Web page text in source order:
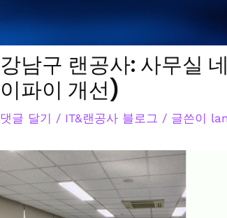
강남구 랜공사: 사무실
이파이 개선)
댓글 달기 / IT&랜공사 블로그 / 글쓴이 lan